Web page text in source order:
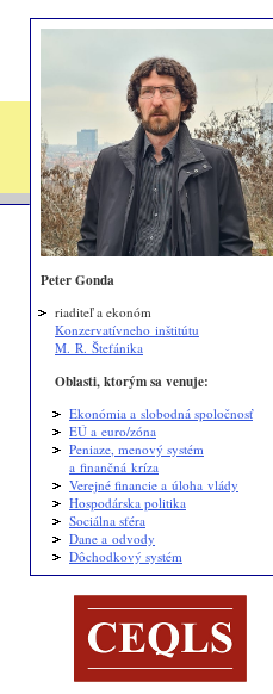
Peter Gonda
riaditeľ a ekonóm
Konzervatívneho inštitútu
M. R. Štefánika
Oblasti, ktorým sa venuje:
Ekonómia a slobodná spoločnosť
EÚ a euro/zóna
Peniaze, menový systém
a finančná kríza
Verejné financie a úloha vlády
Hospodárska politika
Sociálna sféra
Dane a odvody
Dôchodkový systém